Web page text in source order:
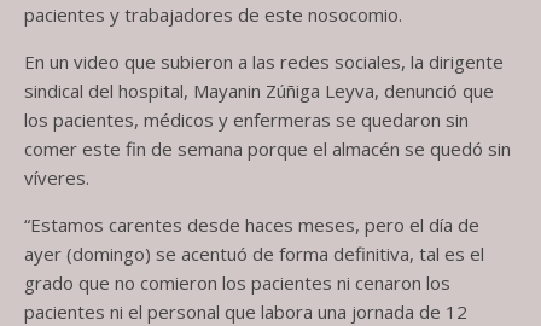
pacientes y trabajadores de este nosocomio.
En un video que subieron a las redes sociales, la dirigente
sindical del hospital, Mayanin Zúñiga Leyva, denunció que
los pacientes, médicos y enfermeras se quedaron sin
comer este fin de semana porque el almacén se quedó sin
víveres.
“Estamos carentes desde haces meses, pero el día de
ayer (domingo) se acentuó de forma definitiva, tal es el
grado que no comieron los pacientes ni cenaron los
pacientes ni el personal que labora una jornada de 12